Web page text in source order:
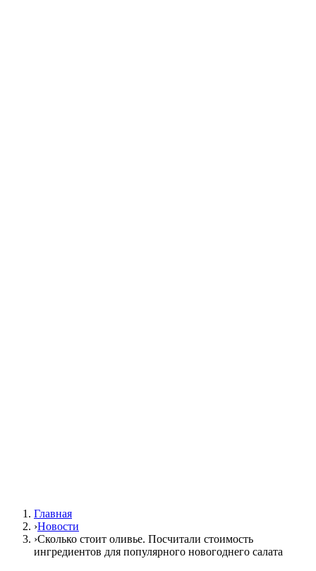
Главная
›Новости
›Сколько стоит оливье. Посчитали стоимость
ингредиентов для популярного новогоднего салата